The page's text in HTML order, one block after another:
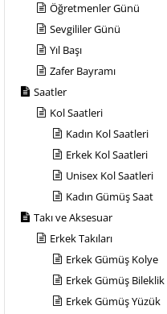
Öğretmenler Günü
Sevgililer Günü
Yıl Başı
Zafer Bayramı
Saatler
Kol Saatleri
Kadın Kol Saatleri
Erkek Kol Saatleri
Unisex Kol Saatleri
Kadın Gümüş Saat
Takı ve Aksesuar
Erkek Takıları
Erkek Gümüş Kolye
Erkek Gümüş Bileklik
Erkek Gümüş Yüzük